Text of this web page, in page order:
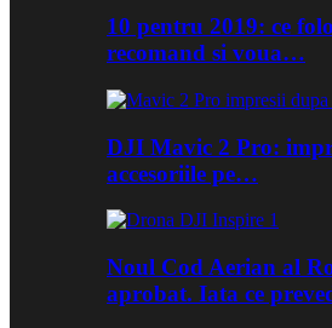
10 pentru 2019: ce
recomand si voua…
DJI Mavic 2 Pro:
accesoriile pe…
Noul Cod Aerian al
aprobat. Iata ce